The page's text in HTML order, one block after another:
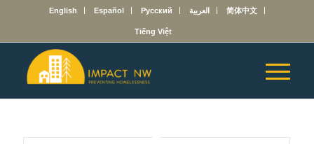
English Español Русский العربية 简体中文
Tiếng Việt